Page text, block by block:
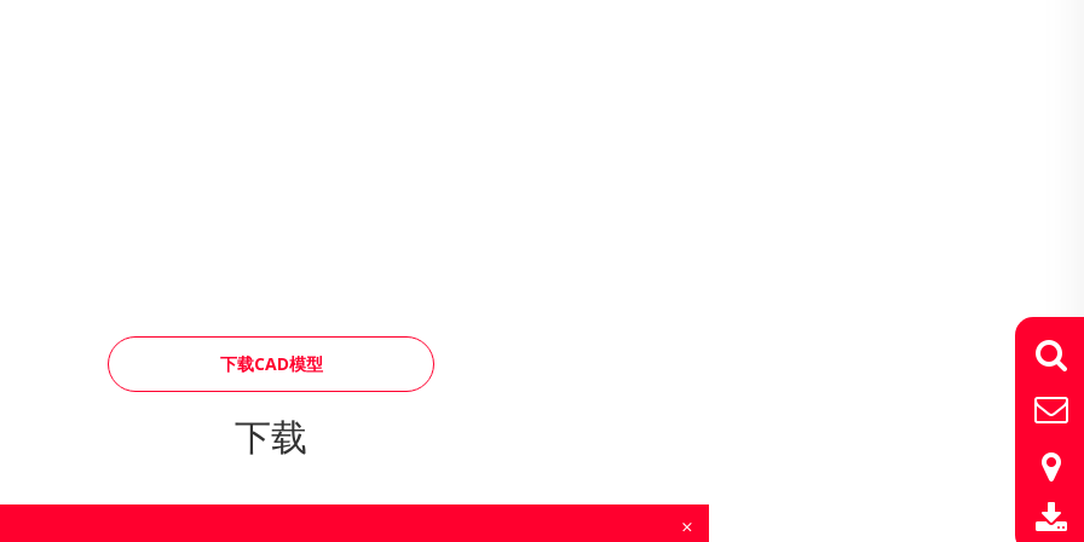
下载CAD模型
下载